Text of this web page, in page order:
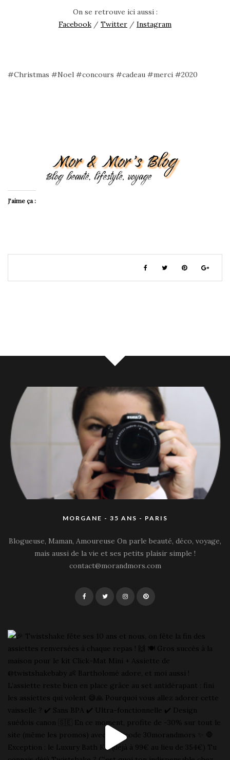
On se retrouve ici aussi :
Facebook / Twitter / Instagram
#Christmas #Noel #concours #cadeau #merci #2020
J’aime ça :
MORGANE - 35 ANS - PARIS
Blogueuse, Maman, Amoureuse On parle beauté, déco, voyage,
mais aussi de la vie et ses petits plaisir simple !
contact@morandmors.com